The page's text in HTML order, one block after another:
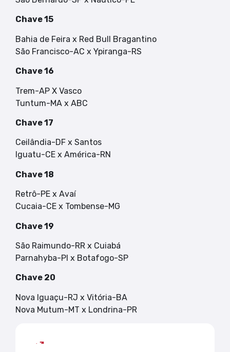
Chave 15
Bahia de Feira x Red Bull Bragantino
São Francisco-AC x Ypiranga-RS
Chave 16
Trem-AP X Vasco
Tuntum-MA x ABC
Chave 17
Ceilândia-DF x Santos
Iguatu-CE x América-RN
Chave 18
Retrô-PE x Avaí
Cucaia-CE x Tombense-MG
Chave 19
São Raimundo-RR x Cuiabá
Parnahyba-PI x Botafogo-SP
Chave 20
Nova Iguaçu-RJ x Vitória-BA
Nova Mutum-MT x Londrina-PR